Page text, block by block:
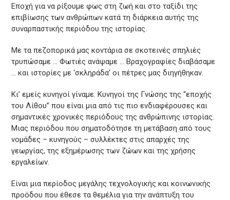
Εποχή για να ρίξουμε φως στη ζωή και στο ταξίδι της
επιβίωσης των ανθρώπων κατά τη διάρκεια αυτής της
συναρπαστικής περιόδου της ιστορίας.
Με τα πεζοπορικά μας κοντάρια σε σκοτεινές σπηλιές
τρυπώσαμε … Φωτιές ανάψαμε … Βραχογραφίες διαβάσαμε
… και ιστορίες με ‘σκληράδα’ οι πέτρες μας διηγήθηκαν.
Κι’ εμείς κυνηγοί γίναμε. Κυνηγοί της Γνώσης της “εποχής
του Λίθου” που είναι μια από τις πιο ενδιαφέρουσες και
σημαντικές χρονικές περιόδους της ανθρώπινης ιστορίας.
Μιας περιόδου που σηματοδότησε τη μετάβαση από τους
νομάδες – κυνηγούς – συλλέκτες στις απαρχές της
γεωργίας, της εξημέρωσης των ζώων και της χρήσης
εργαλείων.
Είναι μια περίοδος μεγάλης τεχνολογικής και κοινωνικής
προόδου που έθεσε τα θεμέλια για την ανάπτυξη του